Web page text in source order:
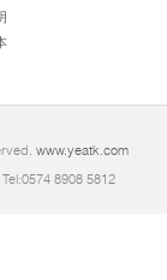
www.yeatk.com
Tel:0574 8908 5812